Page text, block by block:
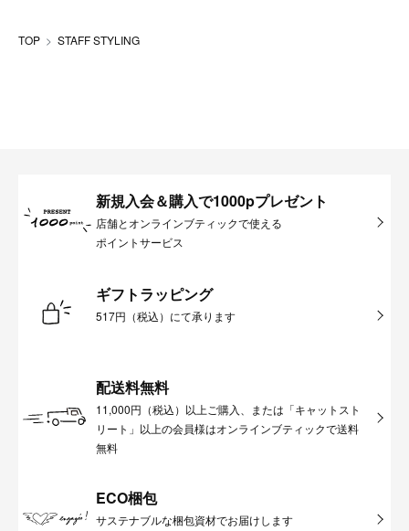
TOP STAFF STYLING
新規入会＆購入で1000pプレゼント
店舗とオンラインブティックで使える
ポイントサービス
ギフトラッピング
517円（税込）にて承ります
配送料無料
11,000円（税込）以上ご購入、または「キャットスト
リート」以上の会員様はオンラインブティックで送料
無料
ECO梱包
サステナブルな梱包資材でお届けします